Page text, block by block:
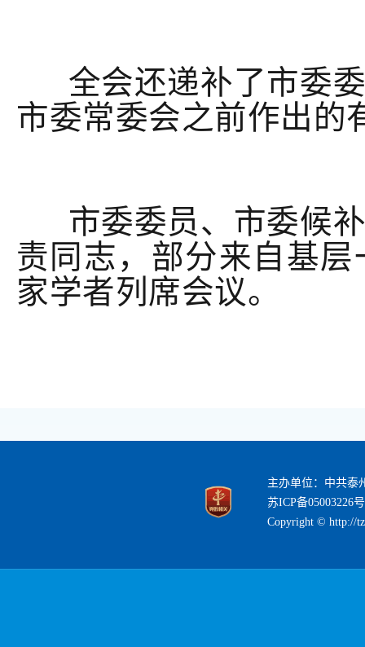
全会还递补了市委委
市委常委会之前作出的
市委委员、市委候补
责同志，部分来自基
家学者列席会议。
主办单位：中共泰
苏ICP备05003226号
Copyright © http://